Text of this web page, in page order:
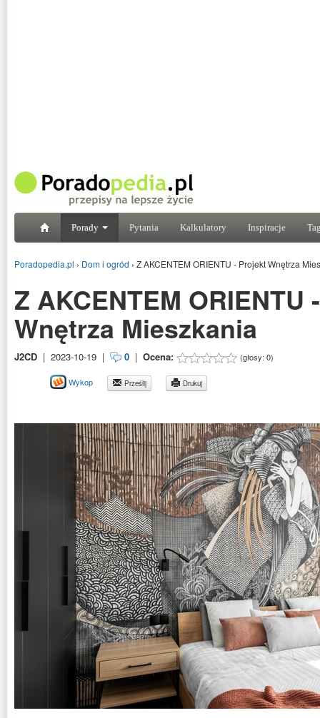
Porady Pytania Kalkulatory Inspiracje
Poradopedia.pl › Dom i ogród › Z AKCENTEM ORIENTU - Projekt Wnętrza
Z AKCENTEM ORIENTU
Wnętrza Mieszkania
J2CD | 2023-10-19 | 0 | Ocena: (głosy: 0)
Wykop Prześlij Drukuj